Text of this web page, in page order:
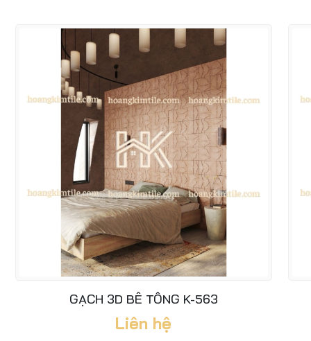
GẠCH 3D BÊ TÔNG K-563
Liên hệ